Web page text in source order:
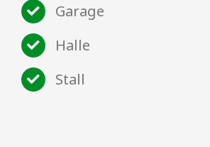
Garage
Halle
Stall